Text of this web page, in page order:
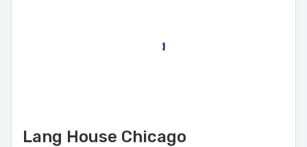
Lang House Chicago